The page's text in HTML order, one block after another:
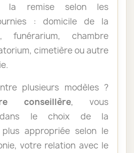
la remise selon les
: domicile de la
funérarium, chambre
cimetière ou autre
plusieurs modèles ?
conseillère, vous
dans le choix de la
appropriée selon le
votre relation avec le